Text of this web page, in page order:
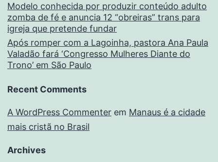
Modelo conhecida por produzir conteúdo adulto
zomba de fé e anuncia 12 “obreiras” trans para
igreja que pretende fundar
Após romper com a Lagoinha, pastora Ana Paula
Valadão fará ‘Congresso Mulheres Diante do
Trono’ em São Paulo
Recent Comments
A WordPress Commenter em Manaus é a cidade
mais cristã no Brasil
Archives